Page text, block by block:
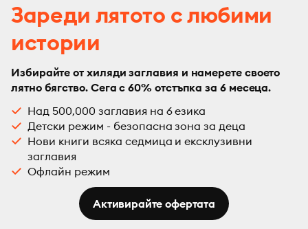
Зареди лятото с любими
истории
Избирайте от хиляди заглавия и намерете своето
лятно бягство. Сега с 60% отстъпка за 6 месеца.
Над 500,000 заглавия на 6 езика
Детски режим - безопасна зона за деца
Нови книги всяка седмица и ексклузивни
заглавия
Офлайн режим
Активирайте офертата